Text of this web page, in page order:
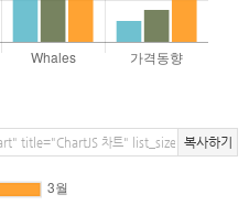
복사하기